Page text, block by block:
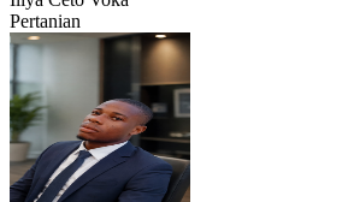
Pertanian